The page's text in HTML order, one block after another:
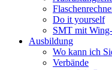
Do it yourself
SMT mit
Ausbildung
Wo kann ich
Verbände